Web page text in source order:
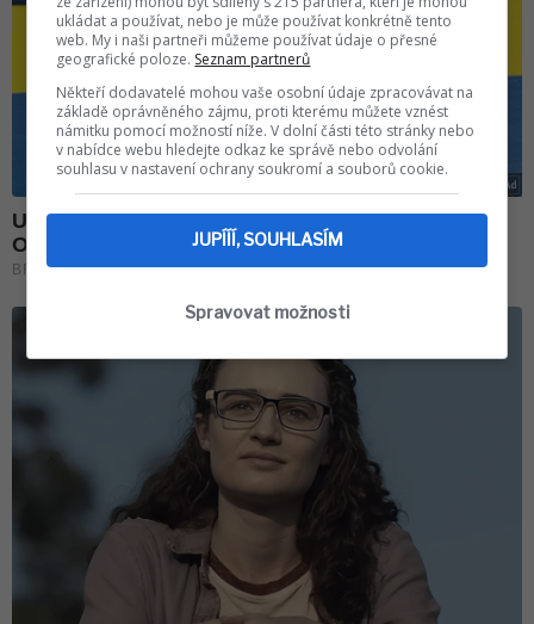
ukládat a používat, nebo je může používat konkrétně tento
web. My i naši partneři můžeme používat údaje o přesné
geografické poloze. Seznam partnerů
Někteří dodavatelé mohou vaše osobní údaje zpracovávat na
základě oprávněného zájmu, proti kterému můžete vznést
námitku pomocí možností níže. V dolní části této stránky nebo
v nabídce webu hledejte odkaz ke správě nebo odvolání
souhlasu v nastavení ochrany soukromí a souborů cookie.
JUPÍÍÍ, SOUHLASÍM
Spravovat možnosti